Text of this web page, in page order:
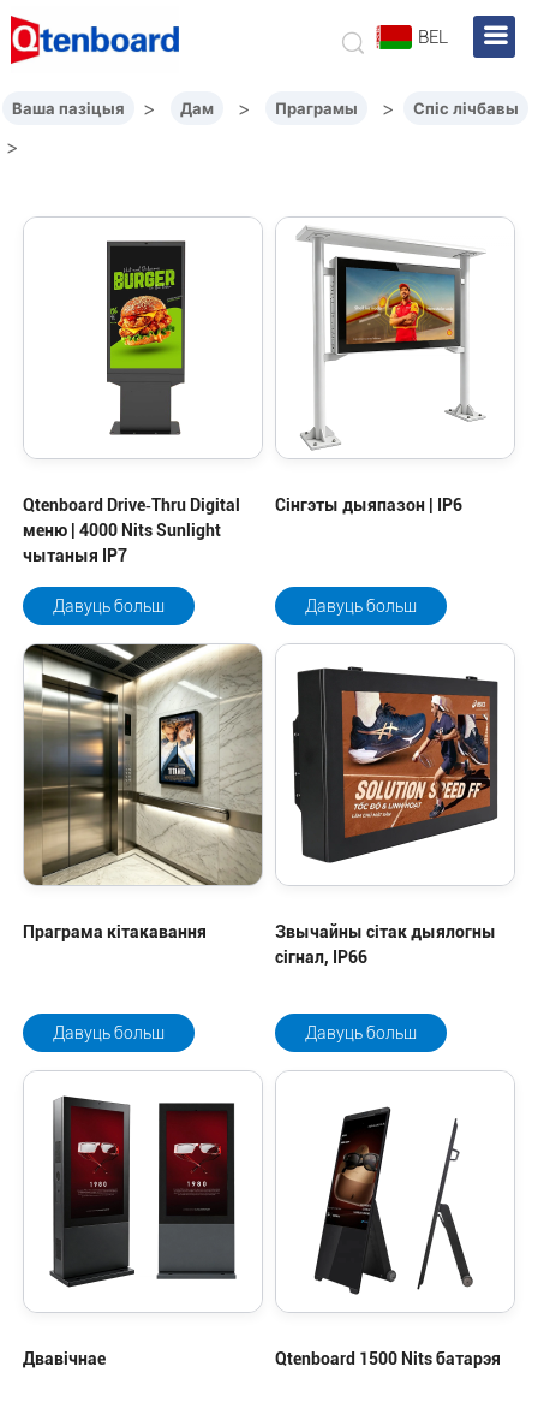
BEL
Ваша пазіцыя > Дам > Праграмы > Спіс лічбавы
>
Qtenboard Drive‑Thru Digital
меню | 4000 Nits Sunlight
чытаныя IP7
Давуць больш
Сінгэты дыяпазон | IP6
Давуць больш
Праграма кітакавання
Давуць больш
Звычайны сітак дыялогны
сігнал, IP66
Давуць больш
Двавічнае Qtenboard 1500 Nits батарэя